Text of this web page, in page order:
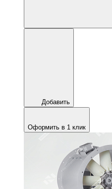
Добавить
Оформить в 1 клик